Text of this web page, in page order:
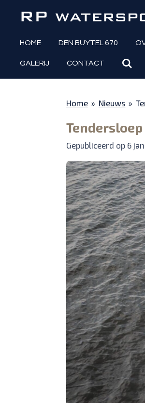
naarHOME DEN BUYTEL 670
GALERIJ CONTACT
Home » Nieuws »
Gepubliceerd op 6